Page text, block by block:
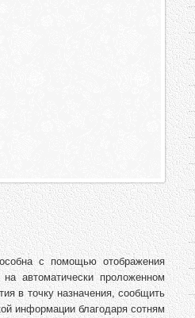
с помощью отображения
автоматически проложенном
в точку назначения, сообщить
информации благодаря сотням